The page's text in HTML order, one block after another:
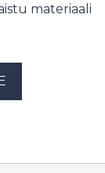
materiaali